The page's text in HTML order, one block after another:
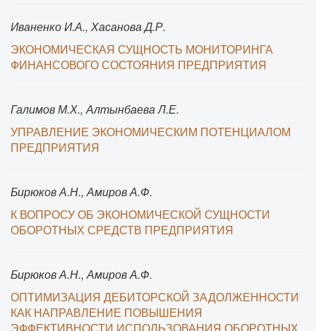
Иваненко И.А., Хасанова Д.Р.
ЭКОНОМИЧЕСКАЯ СУЩНОСТЬ МОНИТОРИНГА
ФИНАНСОВОГО СОСТОЯНИЯ ПРЕДПРИЯТИЯ
Галимов М.Х., Алтынбаева Л.Е.
УПРАВЛЕНИЕ ЭКОНОМИЧЕСКИМ ПОТЕНЦИАЛОМ
ПРЕДПРИЯТИЯ
Бирюков А.Н., Амиров А.Ф.
К ВОПРОСУ ОБ ЭКОНОМИЧЕСКОЙ СУЩНОСТИ
ОБОРОТНЫХ СРЕДСТВ ПРЕДПРИЯТИЯ
Бирюков А.Н., Амиров А.Ф.
ОПТИМИЗАЦИЯ ДЕБИТОРСКОЙ ЗАДОЛЖЕННОСТИ
КАК НАПРАВЛЕНИЕ ПОВЫШЕНИЯ